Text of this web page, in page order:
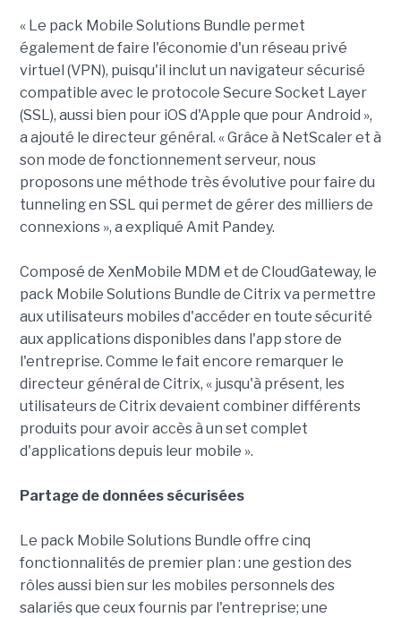
« Le pack Mobile Solutions Bundle permet
également de faire l'économie d'un réseau privé
virtuel (VPN), puisqu'il inclut un navigateur sécurisé
compatible avec le protocole Secure Socket Layer
(SSL), aussi bien pour iOS d'Apple que pour Android »,
a ajouté le directeur général. « Grâce à NetScaler et à
son mode de fonctionnement serveur, nous
proposons une méthode très évolutive pour faire du
tunneling en SSL qui permet de gérer des milliers de
connexions », a expliqué Amit Pandey.
Composé de XenMobile MDM et de CloudGateway, le
pack Mobile Solutions Bundle de Citrix va permettre
aux utilisateurs mobiles d'accéder en toute sécurité
aux applications disponibles dans l'app store de
l'entreprise. Comme le fait encore remarquer le
directeur général de Citrix, « jusqu'à présent, les
utilisateurs de Citrix devaient combiner différents
produits pour avoir accès à un set complet
d'applications depuis leur mobile ».
Partage de données sécurisées
Le pack Mobile Solutions Bundle offre cinq
fonctionnalités de premier plan : une gestion des
rôles aussi bien sur les mobiles personnels des
salariés que ceux fournis par l'entreprise; une